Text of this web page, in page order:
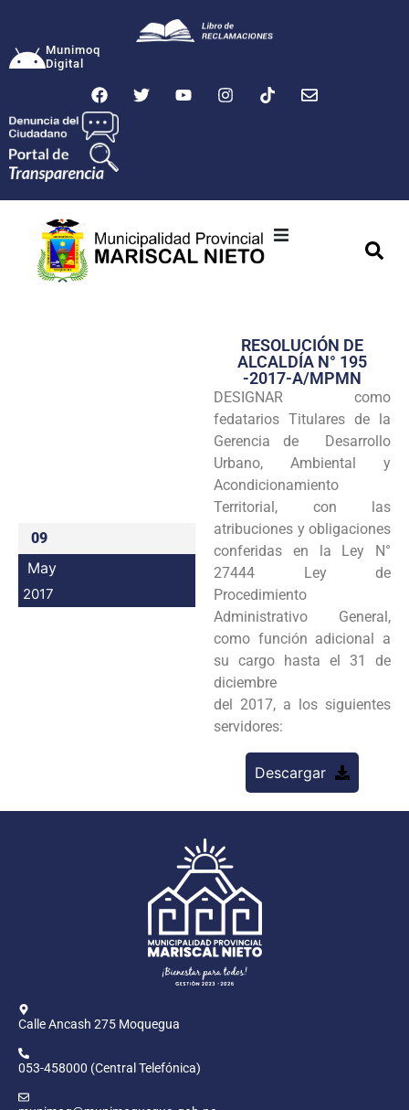
Munimoq
Digital
Transparencia
Seguridad
Programas
Intranet
09
May
2017
RESOLUCIÓN DE
ALCALDÍA N° 195
-2017-A/MPMN
DESIGNAR como
fedatarios Titulares de la
Gerencia de Desarrollo
Urbano, Ambiental y
Acondicionamiento
Territorial, con las
atribuciones y obligaciones
conferidas en la Ley N°
27444 Ley de
Procedimiento
Administrativo General,
como función adicional a
su cargo hasta el 31 de
diciembre
del 2017, a los siguientes
servidores:
Descargar
Calle Ancash 275 Moquegua
053-458000 (Central Telefónica)